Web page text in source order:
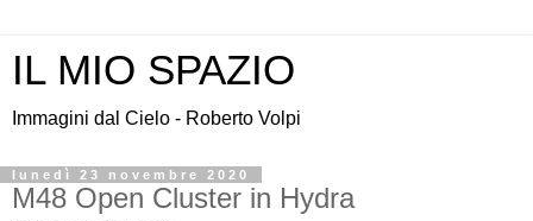
IL MIO SPAZIO
Immagini dal Cielo - Roberto Volpi
lunedì 23 novembre 2020
M48 Open Cluster in Hydra